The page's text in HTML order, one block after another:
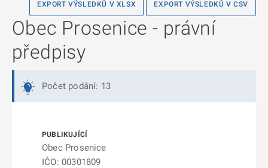
EXPORT VÝSLEDKŮ V XLSX EXPORT VÝSLEDKŮ V CSV
Obec Prosenice - právní
předpisy
Počet podání: 13
Obec Prosenice
IČO: 00301809